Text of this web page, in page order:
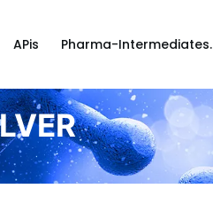
APis Pharma-Intermediates.